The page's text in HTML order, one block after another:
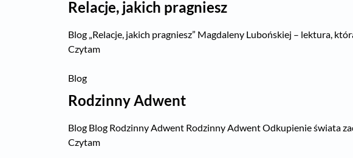
Relacje, jakich pragniesz
Blog „Relacje, jakich pragniesz” Magdaleny Lubońskiej – lektura,
Czytam
Blog
Rodzinny Adwent
Blog Blog Rodzinny Adwent Rodzinny Adwent Odkupienie świata
Czytam